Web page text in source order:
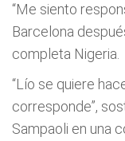
“Me siento
Barcelona
completa Nigeria.
“Lío se quiere
corresponde”,
Sampaoli en una